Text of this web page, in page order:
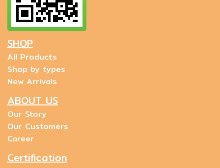
SHOP
All Products
Shop by types
New Arrivals
ABOUT US
Our Story
Our Customers
Career
Certification